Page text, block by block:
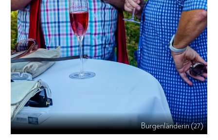
Burgenländerin (27)